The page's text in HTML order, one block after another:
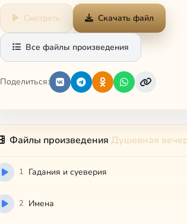
Смотреть Скачать файл
Все файлы произведения
Поделиться:
Файлы произведения Душевная
1 Гадания и суеверия
2 Имена